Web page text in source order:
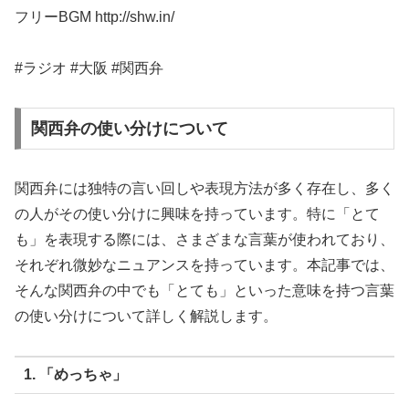
フリーBGM http://shw.in/
#ラジオ #大阪 #関西弁
関西弁の使い分けについて
関西弁には独特の言い回しや表現方法が多く存在し、多く
の人がその使い分けに興味を持っています。特に「とて
も」を表現する際には、さまざまな言葉が使われており、
それぞれ微妙なニュアンスを持っています。本記事では、
そんな関西弁の中でも「とても」といった意味を持つ言葉
の使い分けについて詳しく解説します。
1. 「めっちゃ」